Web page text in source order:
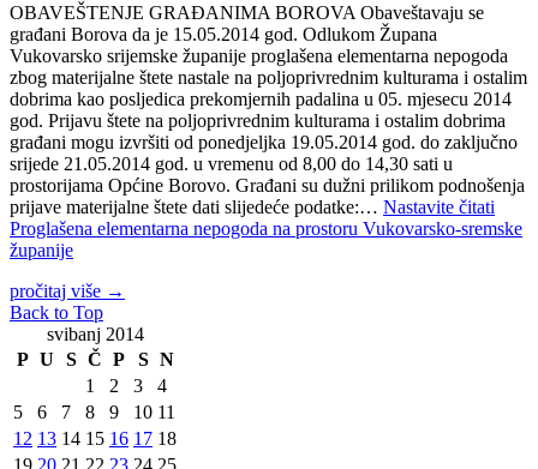
OBAVEŠTENJE GRAĐANIMA BOROVA Obaveštavaju se
građani Borova da je 15.05.2014 god. Odlukom Župana
Vukovarsko srijemske županije proglašena elementarna nepogoda
zbog materijalne štete nastale na poljoprivrednim kulturama i ostalim
dobrima kao posljedica prekomjernih padalina u 05. mjesecu 2014
god. Prijavu štete na poljoprivrednim kulturama i ostalim dobrima
građani mogu izvršiti od ponedjeljka 19.05.2014 god. do zaključno
srijede 21.05.2014 god. u vremenu od 8,00 do 14,30 sati u
prostorijama Općine Borovo. Građani su dužni prilikom podnošenja
prijave materijalne štete dati slijedeće podatke:… Nastavite čitati
Proglašena elementarna nepogoda na prostoru Vukovarsko-sremske
županije
pročitaj više →
Back to Top
svibanj 2014
P U S Č P S N
1
2 3
4
5
6 7 8 9 10 11
12 13 14 15 16 17 18
19 20 21 22 23 24 25